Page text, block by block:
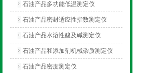
石油产品多功能低温测定仪
石油产品密封适应性指数测定仪
石油产品水溶性酸及碱测定仪
石油产品和添加剂机械杂质测定仪
石油产品密度测定仪